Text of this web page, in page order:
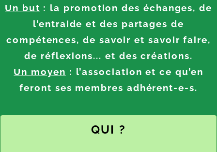
Un but : la promotion des échanges, de
l’entraide et des partages de
compétences, de savoir et savoir faire,
de réflexions... et des créations.
Un moyen : l’association et ce qu’en
feront ses membres adhérent-e-s.
QUI ?